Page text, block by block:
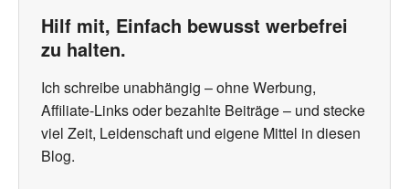
Hilf mit, Einfach bewusst werbefrei
zu halten.
Ich schreibe unabhängig – ohne Werbung,
Affiliate-Links oder bezahlte Beiträge – und stecke
viel Zeit, Leidenschaft und eigene Mittel in diesen
Blog.